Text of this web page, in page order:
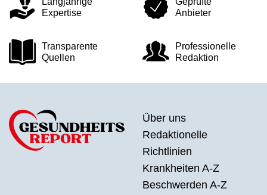
Expertise
Anbieter
Transparente
Quellen
Professionelle
Redaktion
Über uns
Redaktionelle
Richtlinien
Krankheiten A-Z
Beschwerden A-Z